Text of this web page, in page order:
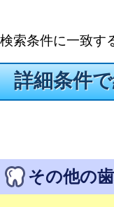
検索条件に一致す
詳細条件
その他の